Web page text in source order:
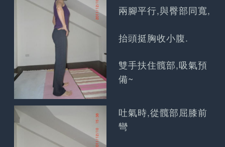
兩腳平行,與臀部同寬,
抬頭挺胸收小腹.
雙手扶住髖部,吸氣預
備~
吐氣時,從髖部屈膝前
彎